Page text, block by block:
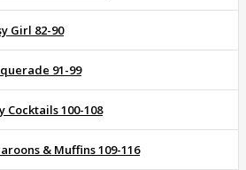
Girl 82-90
91-99
Cocktails 100-108
& Muffins 109-116